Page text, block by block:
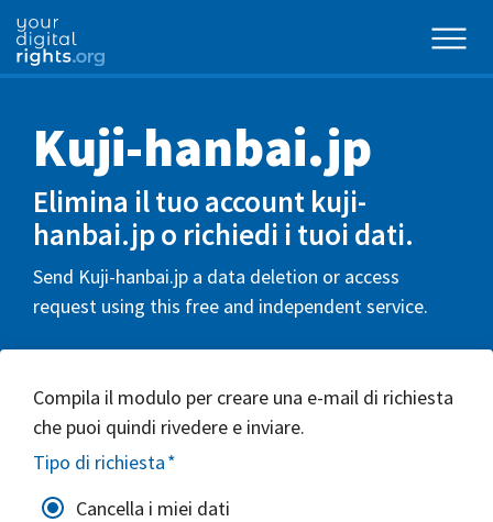
Kuji-hanbai.jp
Elimina il tuo account kuji-
hanbai.jp o richiedi i tuoi dati.
Send Kuji-hanbai.jp a data deletion or access
request using this free and independent service.
Compila il modulo per creare una e-mail di richiesta
che puoi quindi rivedere e inviare.
Tipo di richiesta*
Cancella i miei dati